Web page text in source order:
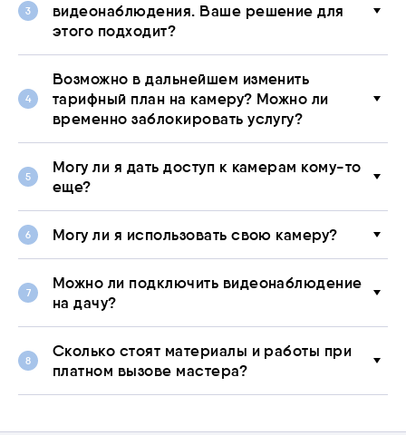
видеонаблюдения. Ваше решение для
этого подходит?
Возможно в дальнейшем изменить
тарифный план на камеру? Можно ли
временно заблокировать услугу?
Могу ли я дать доступ к камерам кому-то
еще?
Могу ли я использовать свою камеру?
Можно ли подключить видеонаблюдение
на дачу?
Сколько стоят материалы и работы при
платном вызове мастера?